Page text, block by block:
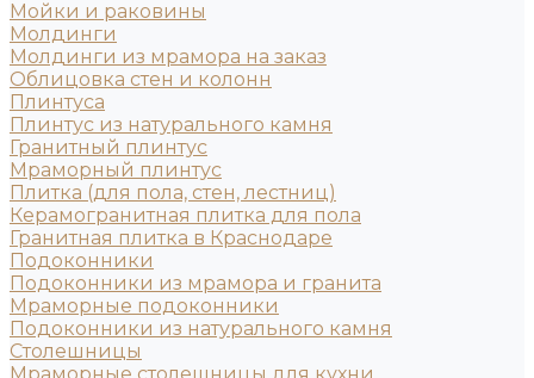
Мойки и раковины
Молдинги
Молдинги из мрамора на заказ
Облицовка стен и колонн
Плинтуса
Плинтус из натурального камня
Гранитный плинтус
Мраморный плинтус
Плитка (для пола, стен, лестниц)
Керамогранитная плитка для пола
Гранитная плитка в Краснодаре
Подоконники
Подоконники из мрамора и гранита
Мраморные подоконники
Подоконники из натурального камня
Столешницы